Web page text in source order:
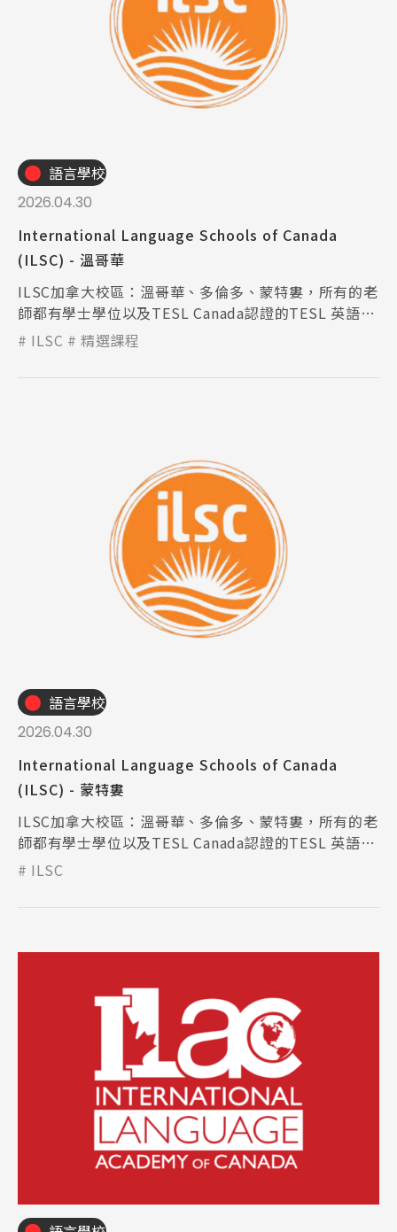
語言學校
2026.04.30
International Language Schools of Canada
(ILSC) - 溫哥華
ILSC加拿大校區：溫哥華、多倫多、蒙特婁，所有的老
師都有學士學位以及TESL Canada認證的TESL 英語教
師證書。
ILSC 精選課程
語言學校
2026.04.30
International Language Schools of Canada
(ILSC) - 蒙特婁
ILSC加拿大校區：溫哥華、多倫多、蒙特婁，所有的老
師都有學士學位以及TESL Canada認證的TESL 英語教
師證書。
ILSC